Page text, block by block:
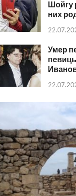
Шойгу
них
Умер